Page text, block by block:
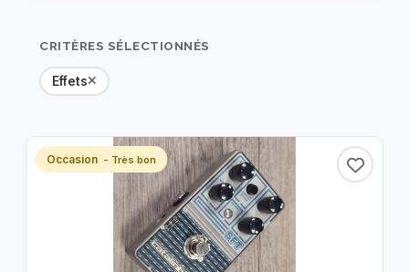
CATÉGORIES
CRITÈRES SÉLECTIONNÉS
Effets
Occasion - Très bon